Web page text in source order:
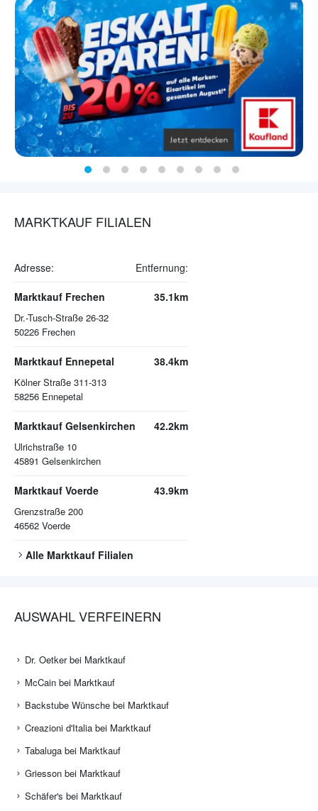
MARKTKAUF FILIALEN
Adresse: Entfernung:
Marktkauf Frechen
Dr.-Tusch-Straße 26-32
50226 Frechen
35.1km
Marktkauf Ennepetal
Kölner Straße 311-313
58256 Ennepetal
38.4km
Marktkauf Gelsenkirchen
Ulrichstraße 10
45891 Gelsenkirchen
42.2km
Marktkauf Voerde
Grenzstraße 200
46562 Voerde
43.9km
Alle Marktkauf Filialen
AUSWAHL VERFEINERN
Dr. Oetker bei Marktkauf
McCain bei Marktkauf
Backstube Wünsche bei Marktkauf
Creazioni d'Italia bei Marktkauf
Tabaluga bei Marktkauf
Griesson bei Marktkauf
Schäfer's bei Marktkauf